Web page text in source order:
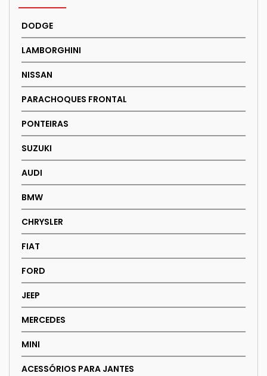
DODGE
LAMBORGHINI
NISSAN
PARACHOQUES FRONTAL
PONTEIRAS
SUZUKI
AUDI
BMW
CHRYSLER
FIAT
FORD
JEEP
MERCEDES
MINI
ACESSÓRIOS PARA JANTES